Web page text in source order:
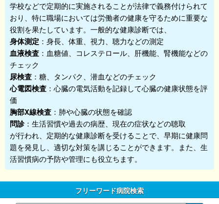
学校などで定期的に実施されることが法律で義務付けられて
おり、特に職場においては労働者の健康を守るために重要な
役割を果たしています。一般的な健康診断では、
身体測定 ：身長、体重、視力、聴力などの測定
血液検査 ：血糖値、コレステロール、肝機能、腎機能などの
チェック
尿検査 ：糖、タンパク、潜血などのチェック
心電図検査 ：心臓の電気活動を記録して心臓の健康状態を評
価
胸部X線検査 ：肺や心臓の状態を確認
問診：生活習慣や過去の病歴、現在の症状などの聴取
が行われ、定期的な健康診断を受けることで、早期に健康問
題を発見し、適切な対策を講じることができます。また、生
活習慣病の予防や管理にも役立ちます。
フリーワード病院検索